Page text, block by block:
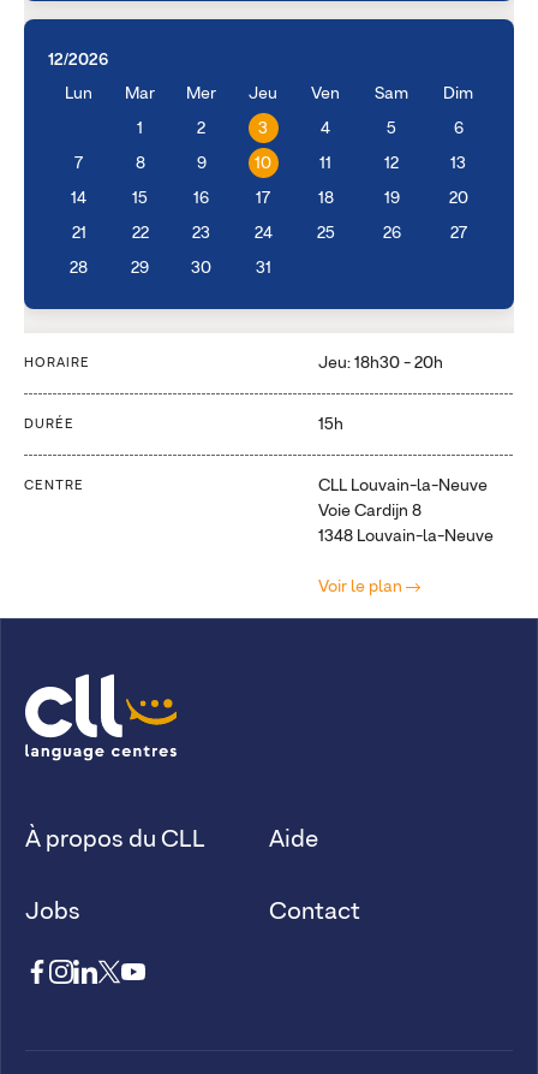
12/2026
Lun
Mar Mer Jeu Ven Sam Dim
1 2 3 4 5 6
7 8 9 10 11 12 13
14 15 16 17 18 19 20
21 22 23 24 25 26 27
28 29 30 31
HORAIRE Jeu: 18h30 - 20h
DURÉE 15h
CENTRE
CLL Louvain-la-Neuve
Voie Cardijn 8
1348 Louvain-la-Neuve
Voir le plan
À propos du CLL
Jobs
Aide
Contact